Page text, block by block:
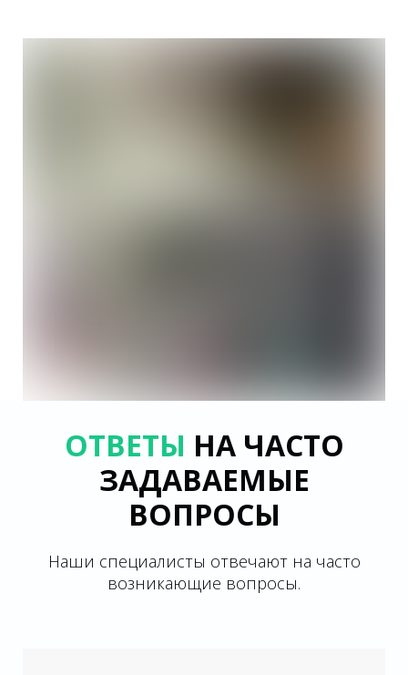
ОТВЕТЫ НА ЧАСТО
ЗАДАВАЕМЫЕ
ВОПРОСЫ
Наши специалисты отвечают на часто
возникающие вопросы.